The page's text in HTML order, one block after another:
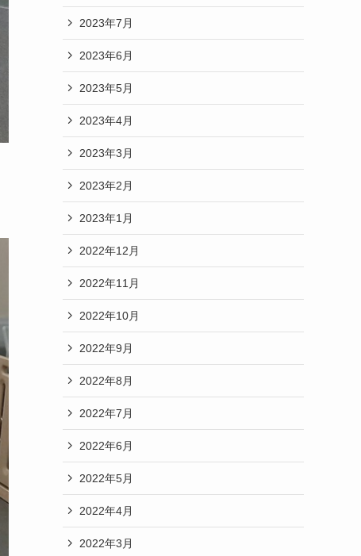
2023年7月
2023年6月
2023年5月
2023年4月
2023年3月
2023年2月
2023年1月
2022年12月
2022年11月
2022年10月
2022年9月
2022年8月
2022年7月
2022年6月
2022年5月
2022年4月
2022年3月